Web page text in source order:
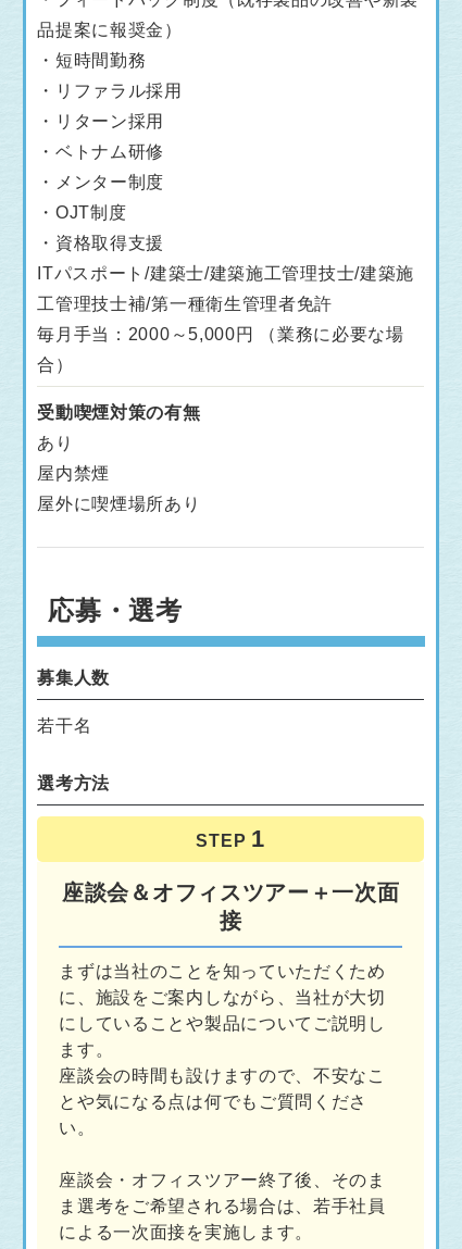
品提案に報奨金）
・短時間勤務
・リファラル採用
・リターン採用
・ベトナム研修
・メンター制度
・OJT制度
・資格取得支援
ITパスポート/建築士/建築施工管理技士/建築施
工管理技士補/第一種衛生管理者免許
毎月手当：2000～5,000円 （業務に必要な場
合）
受動喫煙対策の有無
あり
屋内禁煙
屋外に喫煙場所あり
応募・選考
募集人数
若干名
選考方法
STEP
座談会＆オフィスツアー＋一次面
接
まずは当社のことを知っていただくため
に、施設をご案内しながら、当社が大切
にしていることや製品についてご説明し
ます。
座談会の時間も設けますので、不安なこ
とや気になる点は何でもご質問くださ
い。
座談会・オフィスツアー終了後、そのま
ま選考をご希望される場合は、若手社員
による一次面接を実施します。